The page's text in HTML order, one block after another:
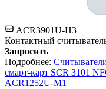
ACR3901U-H3
Контактный
Запросить
Подробнее:
смарт-карт SCR 3101
ACR1252U-M1